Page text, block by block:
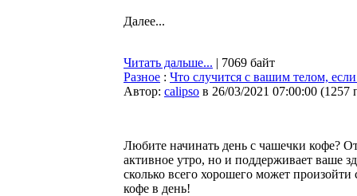
Далее...
Читать дальше... | 7069 байт
Разное : Что случится с вашим телом,
Автор: calipso в 26/03/2021 07:00:00 (1257
Любите начинать день с чашечки кофе?
активное утро, но и поддерживает ваше
сколько всего хорошего может
кофе в день!